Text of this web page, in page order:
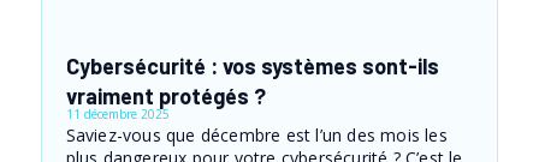
Cybersécurité : vos systèmes sont-ils
vraiment protégés ?
11 décembre 2025
Saviez-vous que décembre est l’un des mois les